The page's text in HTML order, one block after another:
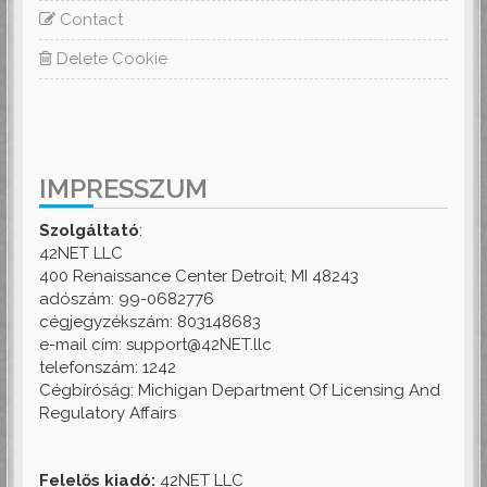
Contact
Delete Cookie
IMPRESSZUM
Szolgáltató:
42NET LLC
400 Renaissance Center Detroit, MI 48243
adószám: 99-0682776
cégjegyzékszám: 803148683
e-mail cím: support@42NET.llc
telefonszám: 1242
Cégbíróság: Michigan Department Of Licensing And
Regulatory Affairs
Felelős kiadó: 42NET LLC